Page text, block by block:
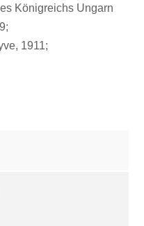
Königreichs Ungarn
1911;